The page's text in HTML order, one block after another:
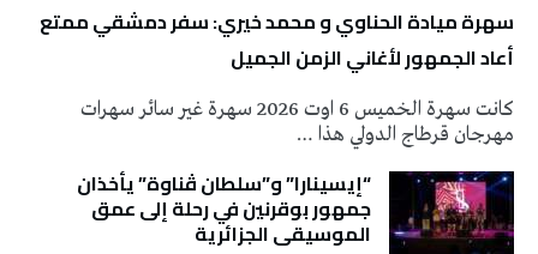
سهرة ميادة الحناوي و محمد خيري: سفر دمشقي ممتع
أعاد الجمهور لأغاني الزمن الجميل
كانت سهرة الخميس 6 اوت 2026 سهرة غير سائر سهرات
مهرجان قرطاج الدولي هذا …
“إيسينارا” و”سلطان ڤناوة” يأخذان
جمهور بوقرنين في رحلة إلى عمق
الموسيقى الجزائرية